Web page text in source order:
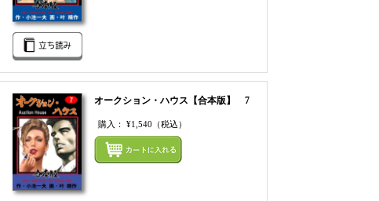
まとめてカートにいれる
オークション・ハウス【合本版】 7
購入：¥1,540 （税込）